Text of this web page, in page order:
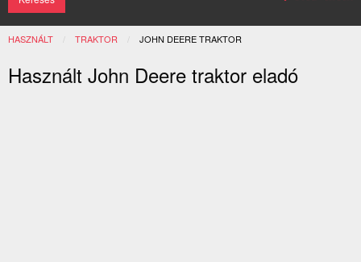
HASZNÁLT TRAKTOR JELENLEGI:
JOHN DEERE TRAKTOR
Használt John Deere traktor eladó